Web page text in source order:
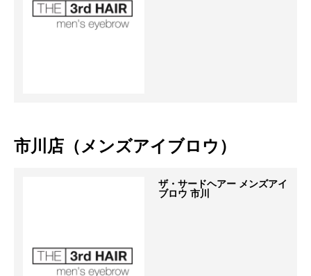
市川店（メンズアイブロウ）
ザ・サードヘアー メンズアイ
ブロウ 市川